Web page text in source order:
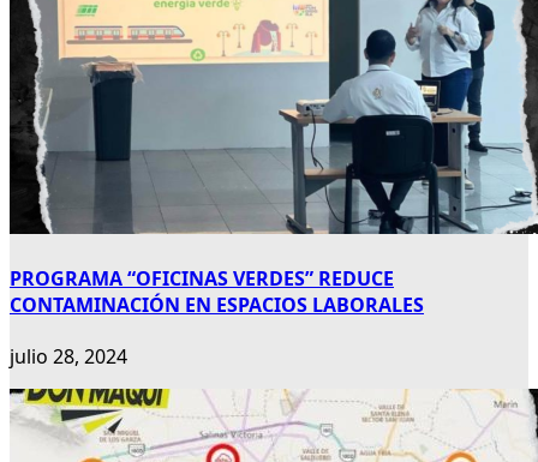
PROGRAMA “OFICINAS VERDES” REDUCE
CONTAMINACIÓN EN ESPACIOS LABORALES
julio 28, 2024